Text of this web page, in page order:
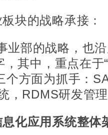
块的战略承接：
业部的战略，也
，其中，重点在于
个方面为抓手：
，RDMS研发管
化应用系统整体